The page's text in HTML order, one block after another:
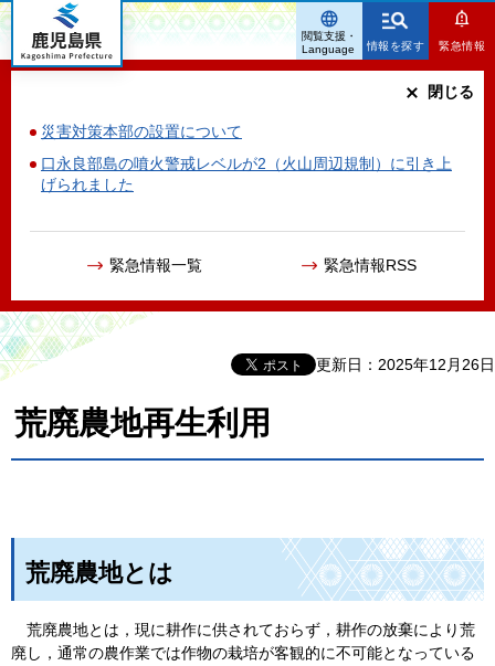
鹿児島県
情報を探す 緊急情報
災害対策本部の設置について
口永良部島の噴火警戒レベルが2（火山周辺規制）に引き上
げられました
緊急情報一覧 緊急情報RSS
閉じる
閲覧支援・
Language
更新日：2025年12月26日
荒廃農地再生利用
荒廃農地とは
荒廃農地とは，現に耕作に供されておらず，耕作の放棄により荒
廃し，通常の農作業では作物の栽培が客観的に不可能となっている